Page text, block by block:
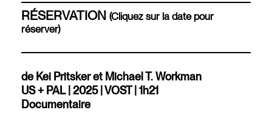
RÉSERVATION (Cliquez sur la date pour
réserver)
de Kei Pritsker et Michael T. Workman
US + PAL | 2025 | VOST | 1h21
Documentaire